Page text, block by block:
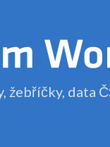
žebříčky, data